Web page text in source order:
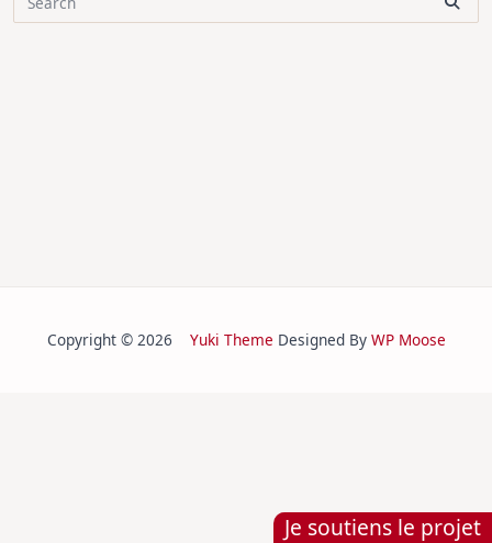
Je soutiens le projet
Search
Copyright © 2026 Yuki Theme Designed By WP Moose